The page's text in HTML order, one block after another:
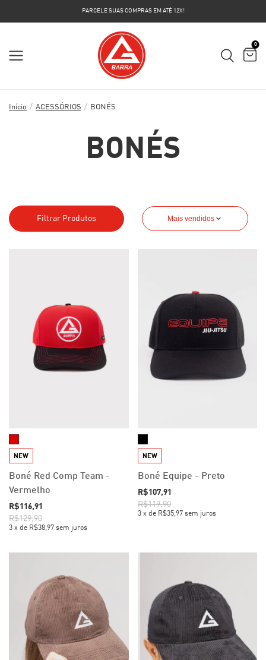
PARCELE SUAS COMPRAS EM ATÉ 12X!
0
Início / ACESSÓRIOS / BONÉS
BONÉS
Filtrar Produtos Mais vendidos
NEW
Boné Red Comp Team -
Vermelho
R$116,91
R$129,90
3 x de R$38,97 sem juros
NEW
Boné Equipe - Preto
R$107,91
R$119,90
3 x de R$35,97 sem juros